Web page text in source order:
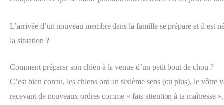
L’arrivée d’un nouveau membre dans la famille se prépare et il est
la situation ?
Comment préparer son chien à la venue d’un petit bout de chou ?
C’est bien connu, les chiens ont un sixième sens (ou plus), le vôtre
recevant de nouveaux ordres comme « fais attention à ta maîtresse